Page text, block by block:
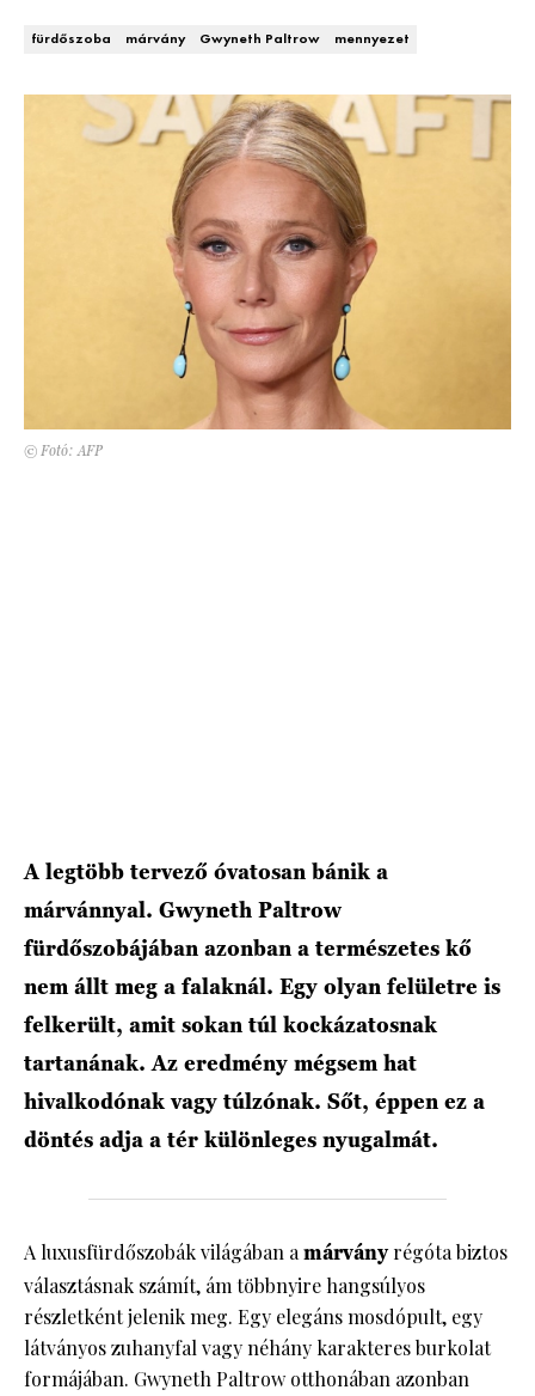
HÍRLEVÉL
fürdőszoba márvány Gwyneth Paltrow mennyezet
© Fotó: AFP
A legtöbb tervező óvatosan bánik a
márvánnyal. Gwyneth Paltrow
fürdőszobájában azonban a természetes kő
nem állt meg a falaknál. Egy olyan felületre is
felkerült, amit sokan túl kockázatosnak
tartanának. Az eredmény mégsem hat
hivalkodónak vagy túlzónak. Sőt, éppen ez a
döntés adja a tér különleges nyugalmát.
A luxusfürdőszobák világában amárványrégóta biztos
választásnak számít, ám többnyire hangsúlyos
részletként jelenik meg. Egy elegáns mosdópult, egy
látványos zuhanyfal vagy néhány karakteres burkolat
formájában. Gwyneth Paltrow otthonában azonban